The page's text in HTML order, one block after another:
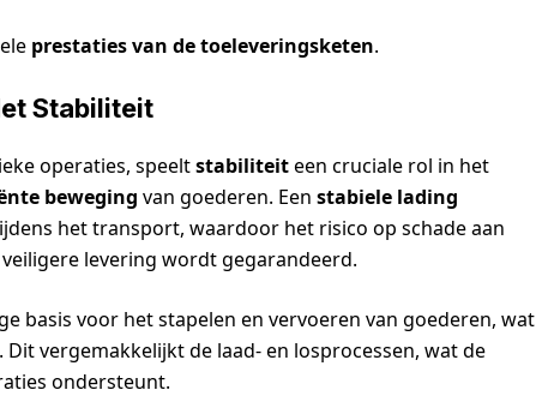
prestaties van de toeleveringsketen.
Stabiliteit
operaties, speeltstabiliteiteen cruciale rol in het
beweging van goederen. Een stabiele lading
het transport, waardoor het risico op schade aan
levering wordt gegarandeerd.
basis voor het stapelen en vervoeren van goederen, wat
vergemakkelijkt de laad- en losprocessen, wat de
ondersteunt.